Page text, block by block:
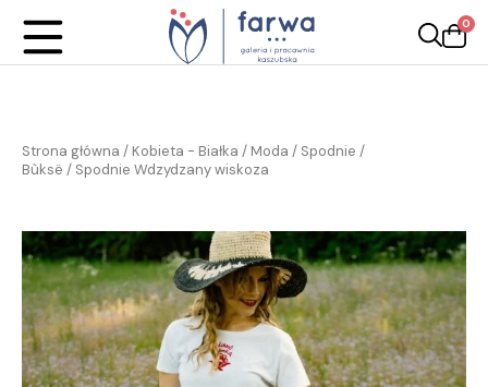
0
Strona główna / Kobieta - Białka / Moda / Spodnie /
Bùksë / Spodnie Wdzydzany wiskoza